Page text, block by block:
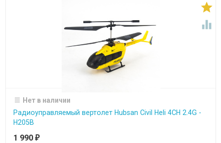


Нет в наличии
Радиоуправляемый вертолет Hubsan Civil Heli 4CH 2.4G -
H205B
1 990 ₽